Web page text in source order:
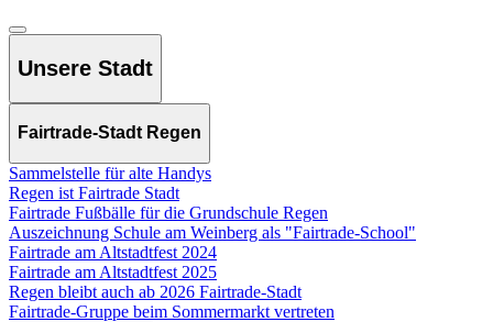
Unsere Stadt
Fairtrade-Stadt Regen
Sammelstelle für alte Handys
Regen ist Fairtrade Stadt
Fairtrade Fußbälle für die Grundschule Regen
Auszeichnung Schule am Weinberg als "Fairtrade-School"
Fairtrade am Altstadtfest 2024
Fairtrade am Altstadtfest 2025
Regen bleibt auch ab 2026 Fairtrade-Stadt
Fairtrade-Gruppe beim Sommermarkt vertreten